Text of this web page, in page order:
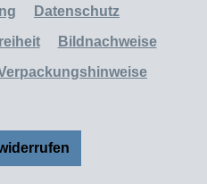
Datenschutz
Bildnachweise